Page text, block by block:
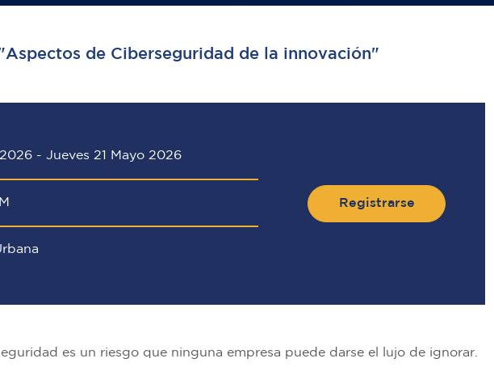
de Ciberseguridad de la innovación"
- Jueves 21 Mayo 2026
Registrarse
es un riesgo que ninguna empresa puede darse el lujo de ignorar.